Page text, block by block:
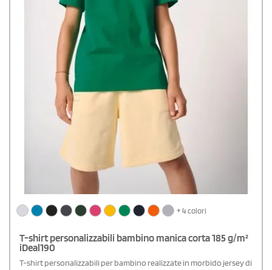
+ 4 colori
T-shirt personalizzabili bambino manica corta 185 g/m²
iDeal190
T-shirt personalizzabili per bambino realizzate in morbido jersey di